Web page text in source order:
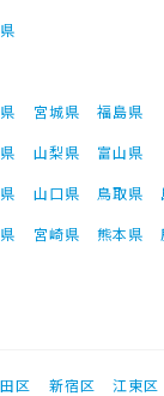
宮城県
福島県
山梨県
富山県
山口県 鳥取県
宮崎県 熊本県
区 新宿区 江東区